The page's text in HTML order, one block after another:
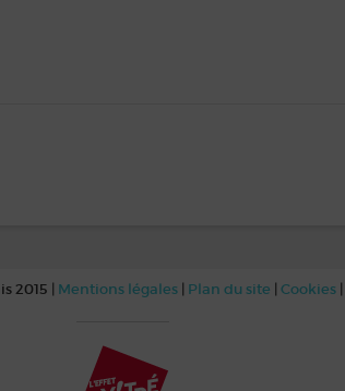
2015 | Mentions légales| Plan du site | Cookies|